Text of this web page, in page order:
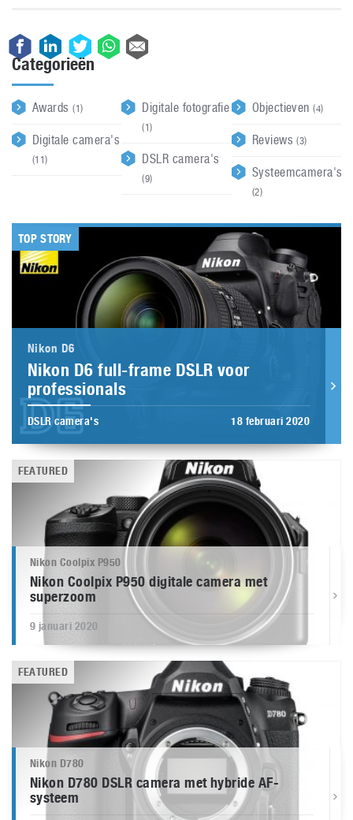
Categorieën
Awards(1)
Digitale camera's
(11)
Digitale fotografie
(1)
DSLR camera's
(9)
Objectieven(4)
Reviews(3)
Systeemcamera's
(2)
TOP STORY
Nikon D6
Nikon D6 full-frame DSLR voor
professionals
DSLR camera's 18 februari 2020
FEATURED
Nikon Coolpix P950
Nikon Coolpix P950 digitale camera met
superzoom
9 januari 2020
FEATURED
Nikon D780
Nikon D780 DSLR camera met hybride AF-
systeem